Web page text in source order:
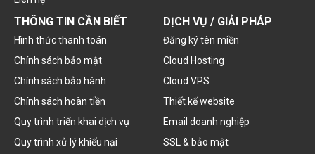
THÔNG TIN CẦN BIẾT
Hình thức thanh toán
Chính sách bảo mật
Chính sách bảo hành
Chính sách hoàn tiền
Quy trình triển khai dịch vụ
Quy trình xử lý khiếu nại
DỊCH VỤ / GIẢI PHÁP
Đăng ký tên miền
Cloud Hosting
Cloud VPS
Thiết kế website
Email doanh nghiệp
SSL & bảo mật